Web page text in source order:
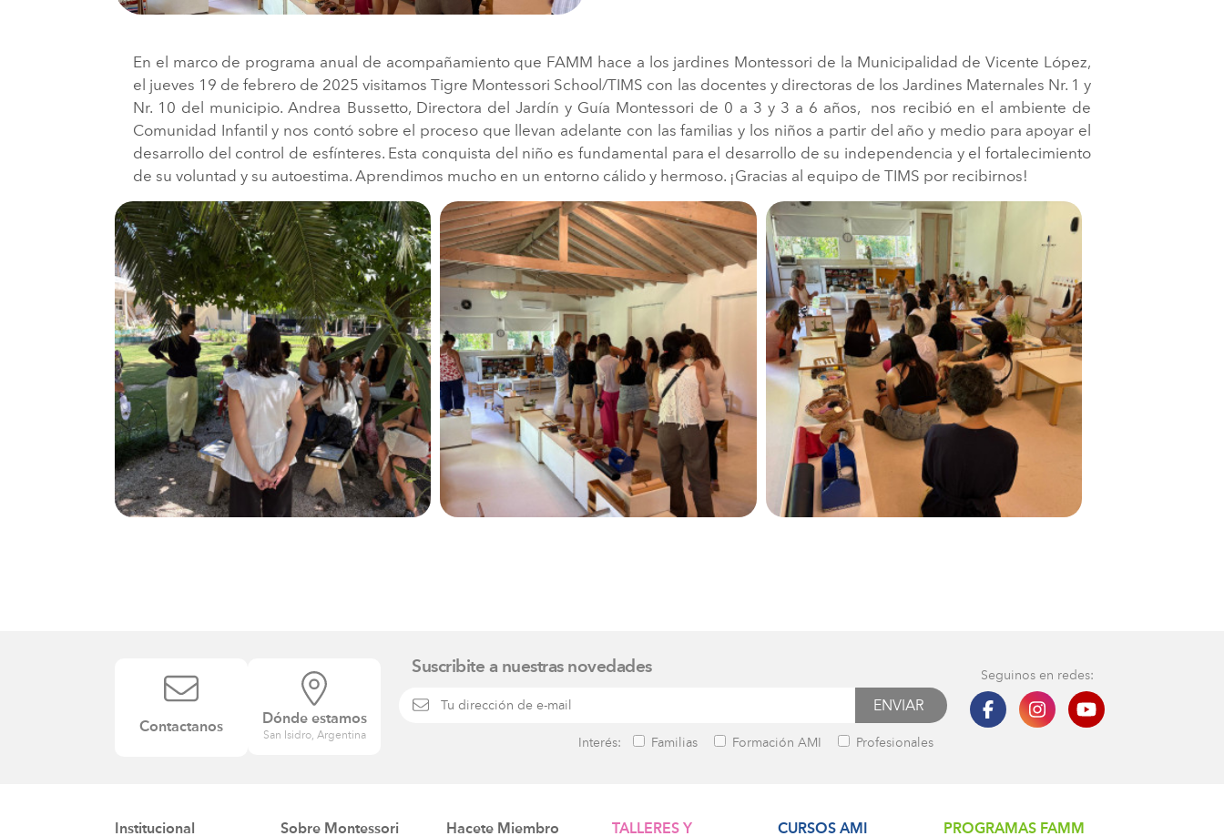
En el marco de programa anual de acompañamiento que FAMM hace a los jardines Montessori de la Municipalidad de Vicente López,
el jueves 19 de febrero de 2025 visitamos Tigre Montessori School/TIMS con las docentes y directoras de los Jardines Maternales Nr. 1 y
Nr. 10 del municipio. Andrea Bussetto, Directora del Jardín y Guía Montessori de 0 a 3 y 3 a 6 años, nos recibió en el ambiente de
Comunidad Infantil y nos contó sobre el proceso que llevan adelante con las familias y los niños a partir del año y medio para apoyar el
desarrollo del control de esfínteres. Esta conquista del niño es fundamental para el desarrollo de su independencia y el fortalecimiento
de su voluntad y su autoestima. Aprendimos mucho en un entorno cálido y hermoso. ¡Gracias al equipo de TIMS por recibirnos!
Contactanos
Dónde estamos
San Isidro, Argentina
Suscribite a nuestras novedades
Interés: Familias Formación AMI Profesionales
Seguinos en redes:
Institucional Sobre Montessori Hacete Miembro TALLERES Y CURSOS AMI PROGRAMAS FAMM